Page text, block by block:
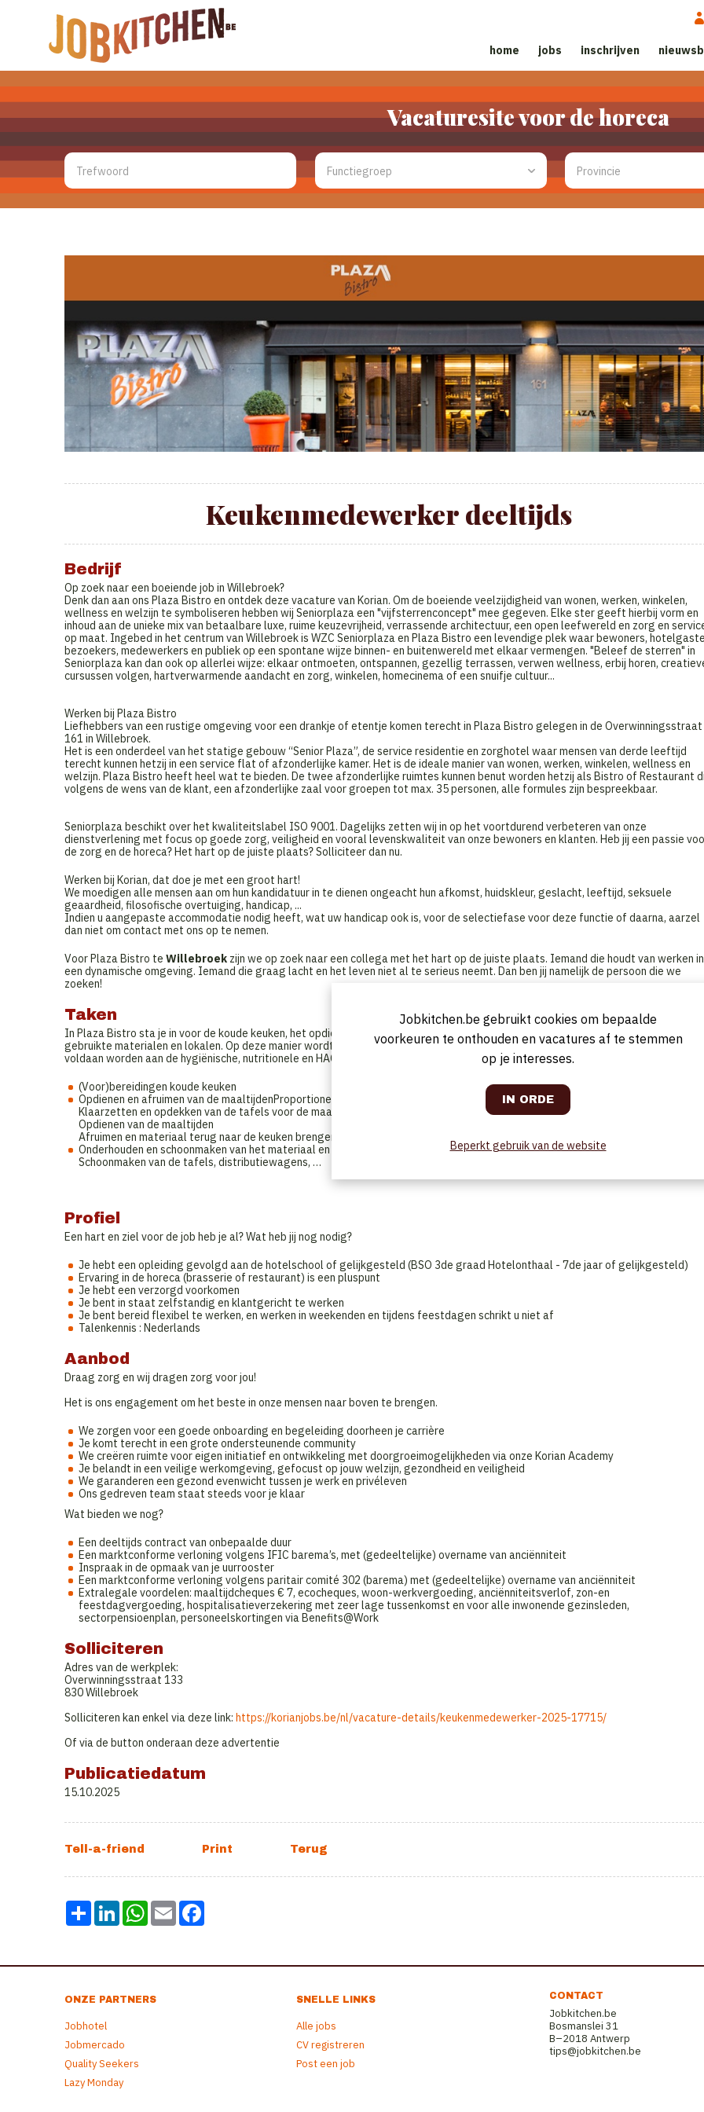
home jobs inschrijven
Vacaturesite voor de horeca
Keukenmedewerker deeltijds
Bedrijf
Op zoek naar een boeiende job in Willebroek?
Denk dan aan ons Plaza Bistro en ontdek deze vacature van Korian. Om de boeiende veelzijdigheid van wonen, werken, winkelen,
wellness en welzijn te symboliseren hebben wij Seniorplaza een "vijfsterrenconcept" mee gegeven. Elke ster geeft hierbij vorm en
inhoud aan de unieke mix van betaalbare luxe, ruime keuzevrijheid, verrassende architectuur, een open leefwereld en zorg en
op maat. Ingebed in het centrum van Willebroek is WZC Seniorplaza en Plaza Bistro een levendige plek waar bewoners,
bezoekers, medewerkers en publiek op een spontane wijze binnen- en buitenwereld met elkaar vermengen. "Beleef de sterren" in
Seniorplaza kan dan ook op allerlei wijze: elkaar ontmoeten, ontspannen, gezellig terrassen, verwen wellness, erbij horen,
cursussen volgen, hartverwarmende aandacht en zorg, winkelen, homecinema of een snuifje cultuur...
Werken bij Plaza Bistro
Liefhebbers van een rustige omgeving voor een drankje of etentje komen terecht in Plaza Bistro gelegen in de Overwinningsstraat
161 in Willebroek.
Het is een onderdeel van het statige gebouw “Senior Plaza”, de service residentie en zorghotel waar mensen van derde leeftijd
terecht kunnen hetzij in een service flat of afzonderlijke kamer. Het is de ideale manier van wonen, werken, winkelen, wellness en
welzijn. Plaza Bistro heeft heel wat te bieden. De twee afzonderlijke ruimtes kunnen benut worden hetzij als Bistro of Restaurant
volgens de wens van de klant, een afzonderlijke zaal voor groepen tot max. 35 personen, alle formules zijn bespreekbaar.
Seniorplaza beschikt over het kwaliteitslabel ISO 9001. Dagelijks zetten wij in op het voortdurend verbeteren van onze
dienstverlening met focus op goede zorg, veiligheid en vooral levenskwaliteit van onze bewoners en klanten. Heb jij een passie
de zorg en de horeca? Het hart op de juiste plaats? Solliciteer dan nu.
Werken bij Korian, dat doe je met een groot hart!
We moedigen alle mensen aan om hun kandidatuur in te dienen ongeacht hun afkomst, huidskleur, geslacht, leeftijd, seksuele
geaardheid, filosofische overtuiging, handicap, ...
Indien u aangepaste accommodatie nodig heeft, wat uw handicap ook is, voor de selectiefase voor deze functie of daarna, aarzel
dan niet om contact met ons op te nemen.
Voor Plaza Bistro te Willebroek zijn we op zoek naar een collega met het hart op de juiste plaats. Iemand die houdt van werken in
een dynamische omgeving. Iemand die graag lacht en het leven niet al te serieus neemt. Dan ben jij namelijk de persoon die we
zoeken!
Taken
In Plaza Bistro sta je in voor de koude keuken, het opdienen en afruimen van de maaltijden, het onderhouden en reinigen van de
gebruikte materialen en lokalen. Op deze manier wordt er bijgedragen aan kwaliteitsvolle maaltijden voor de bewoners. Hierbij
voldaan worden aan de hygiënische, nutritionele en HACCP normen.
(Voor)bereidingen koude keuken
Opdienen en afruimen van de maaltijdenProportioneren van de maaltijden
Klaarzetten en opdekken van de tafels voor de maaltijden
Opdienen van de maaltijden
Afruimen en materiaal terug naar de keuken brengen
Onderhouden en schoonmaken van het materiaal en lokalen In- en uitladen van de vaatwasser
Schoonmaken van de tafels, distributiewagens, …
Profiel
Een hart en ziel voor de job heb je al? Wat heb jij nog nodig?
Je hebt een opleiding gevolgd aan de hotelschool of gelijkgesteld (BSO 3de graad Hotelonthaal - 7de jaar of gelijkgesteld)
Ervaring in de horeca (brasserie of restaurant) is een pluspunt
Je hebt een verzorgd voorkomen
Je bent in staat zelfstandig en klantgericht te werken
Je bent bereid flexibel te werken, en werken in weekenden en tijdens feestdagen schrikt u niet af
Talenkennis : Nederlands
Aanbod
Draag zorg en wij dragen zorg voor jou!
Het is ons engagement om het beste in onze mensen naar boven te brengen.
We zorgen voor een goede onboarding en begeleiding doorheen je carrière
Je komt terecht in een grote ondersteunende community
We creëren ruimte voor eigen initiatief en ontwikkeling met doorgroeimogelijkheden via onze Korian Academy
Je belandt in een veilige werkomgeving, gefocust op jouw welzijn, gezondheid en veiligheid
We garanderen een gezond evenwicht tussen je werk en privéleven
Ons gedreven team staat steeds voor je klaar
Wat bieden we nog?
Een deeltijds contract van onbepaalde duur
Een marktconforme verloning volgens IFIC barema’s, met (gedeeltelijke) overname van anciënniteit
Inspraak in de opmaak van je uurrooster
Een marktconforme verloning volgens paritair comité 302 (barema) met (gedeeltelijke) overname van anciënniteit
Extralegale voordelen: maaltijdcheques € 7, ecocheques, woon-werkvergoeding, anciënniteitsverlof, zon-en
feestdagvergoeding, hospitalisatieverzekering met zeer lage tussenkomst en voor alle inwonende gezinsleden,
sectorpensioenplan, personeelskortingen via Benefits@Work
Solliciteren
Adres van de werkplek:
Overwinningsstraat 133
830 Willebroek
Solliciteren kan enkel via deze link: https://korianjobs.be/nl/vacature-details/keukenmedewerker-2025-17715/
Of via de button onderaan deze advertentie
Publicatiedatum
15.10.2025
Share LinkedInWhatsApp
Email
ONZE PARTNERS
Jobhotel
Jobmercado
Quality Seekers
Lazy Monday
SNELLE LINKS
Alle jobs
CV registreren
Post een job
CONTACT
Jobkitchen.be
Bosmanslei 31
B–2018 Antwerp
tips@jobkitchen.be
Jobkitchen.be gebruikt cookies om bepaalde
voorkeuren te onthouden en vacatures af te stemmen
op je interesses.
Beperkt gebruik van de website